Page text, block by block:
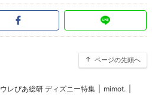
ページの先頭へ
ウレぴあ総研 ディズニー特集 mimot.